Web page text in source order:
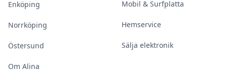
Enköping
Norrköping
Östersund
Om Alina
Mobil & Surfplatta
Hemservice
Sälja elektronik